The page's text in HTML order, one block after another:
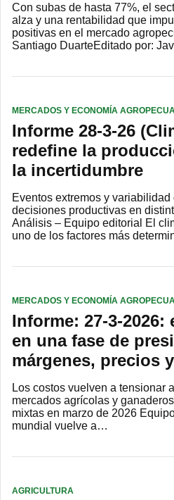
Con subas de hasta 77%, el
alza y una rentabilidad que
positivas en el mercado
Santiago DuarteEditado por:
MERCADOS Y ECONOMÍA
Informe 28-3-26
redefine la
la incertidumbre
Eventos extremos y
decisiones productivas en
Análisis – Equipo editorial El
uno de los factores más
MERCADOS Y ECONOMÍA
Informe: 27-3-2026:
en una fase de
márgenes, precios
Los costos vuelven a tensionar
mercados agrícolas y
mixtas en marzo de 2026
mundial vuelve a…
AGRICULTURA